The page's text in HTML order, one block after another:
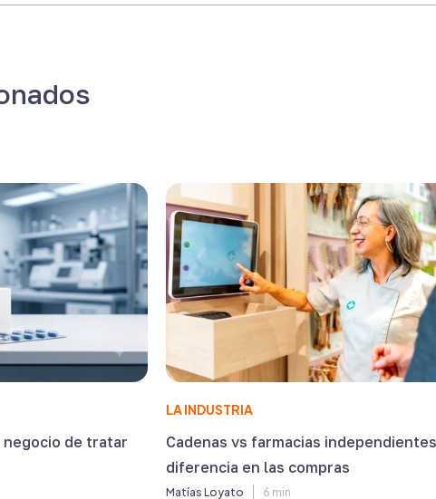
de tratar
LA INDUSTRIA
Cadenas vs farmacias
diferencia en las compras
Matías Loyato 6 min